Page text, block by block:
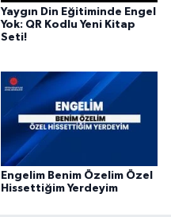
Yaygın Din Eğitiminde Engel
Yok: QR Kodlu Yeni Kitap
Seti!
Engelim Benim Özelim Özel
Hissettiğim Yerdeyim